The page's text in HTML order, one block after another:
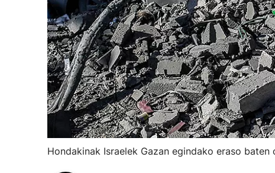
Hondakinak Israelek Gazan egindako eraso baten